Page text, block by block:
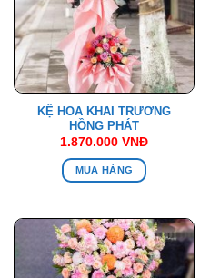
KỆ HOA KHAI TRƯƠNG
HỒNG PHÁT
1.870.000 VNĐ
MUA HÀNG